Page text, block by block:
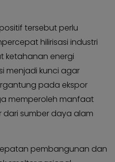
tersebut perlu
hilirisasi industri
ketahanan energi
menjadi kunci agar
pada ekspor
memperoleh manfaat
dari sumber daya alam
pembangunan dan